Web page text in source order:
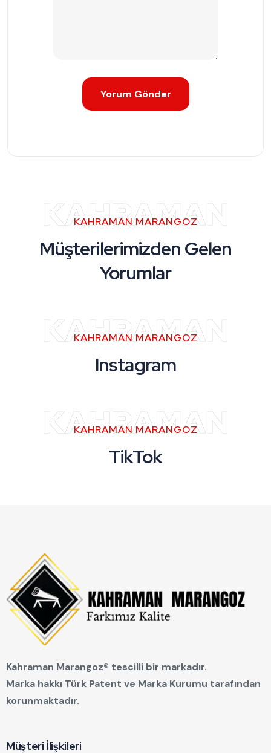
KAHRAMAN MARANGOZ
Müşterilerimizden Gelen
Yorumlar
KAHRAMAN
KAHRAMAN MARANGOZ
Instagram
KAHRAMAN
KAHRAMAN MARANGOZ
TikTok
KAHRAMAN
Kahraman Marangoz® tescilli bir markadır.
Marka hakkı Türk Patent ve Marka Kurumu tarafından
korunmaktadır.
Müşteri İlişkileri